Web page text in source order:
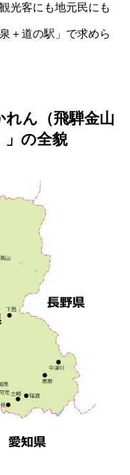
光客にも地元民にも
＋道の駅」で求めら
ん（飛騨金山
」の全貌